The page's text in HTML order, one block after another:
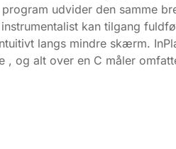
udvider den samme
kan tilgang
langs mindre skærm.
og alt over en C måler